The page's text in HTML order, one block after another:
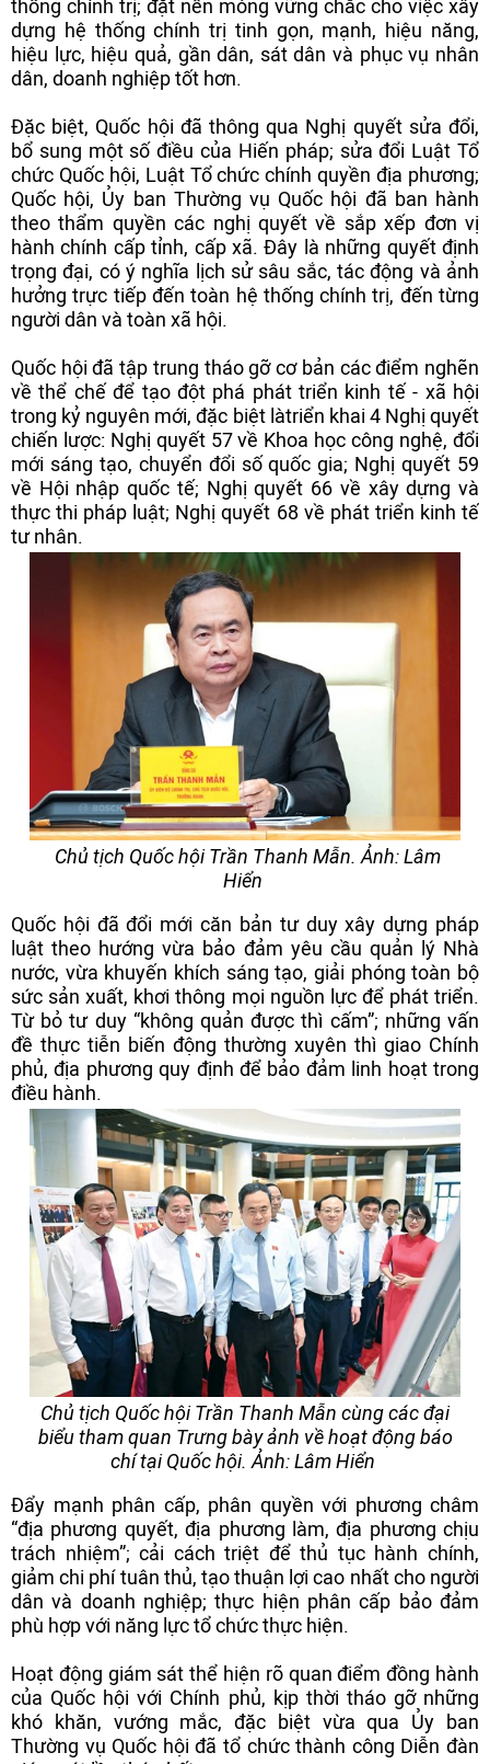
thống chính trị; đặt nền móng vững chắc cho việc xây
dựng hệ thống chính trị tinh gọn, mạnh, hiệu năng,
hiệu lực, hiệu quả, gần dân, sát dân và phục vụ nhân
dân, doanh nghiệp tốt hơn.
Đặc biệt, Quốc hội đã thông qua Nghị quyết sửa đổi,
bổ sung một số điều của Hiến pháp; sửa đổi Luật Tổ
chức Quốc hội, Luật Tổ chức chính quyền địa phương;
Quốc hội, Ủy ban Thường vụ Quốc hội đã ban hành
theo thẩm quyền các nghị quyết về sắp xếp đơn vị
hành chính cấp tỉnh, cấp xã. Đây là những quyết định
trọng đại, có ý nghĩa lịch sử sâu sắc, tác động và ảnh
hưởng trực tiếp đến toàn hệ thống chính trị, đến từng
người dân và toàn xã hội.
Quốc hội đã tập trung tháo gỡ cơ bản các điểm nghẽn
về thể chế để tạo đột phá phát triển kinh tế - xã hội
trong kỷ nguyên mới, đặc biệt làtriển khai 4 Nghị quyết
chiến lược: Nghị quyết 57 về Khoa học công nghệ, đổi
mới sáng tạo, chuyển đổi số quốc gia; Nghị quyết 59
về Hội nhập quốc tế; Nghị quyết 66 về xây dựng và
thực thi pháp luật; Nghị quyết 68 về phát triển kinh tế
tư nhân.
Chủ tịch Quốc hội Trần Thanh Mẫn. Ảnh: Lâm
Hiển
Quốc hội đã đổi mới căn bản tư duy xây dựng pháp
luật theo hướng vừa bảo đảm yêu cầu quản lý Nhà
nước, vừa khuyến khích sáng tạo, giải phóng toàn bộ
sức sản xuất, khơi thông mọi nguồn lực để phát triển.
Từ bỏ tư duy “không quản được thì cấm”; những vấn
đề thực tiễn biến động thường xuyên thì giao Chính
phủ, địa phương quy định để bảo đảm linh hoạt trong
điều hành.
Chủ tịch Quốc hội Trần Thanh Mẫn cùng các đại
biểu tham quan Trưng bày ảnh về hoạt động báo
chí tại Quốc hội. Ảnh: Lâm Hiển
Đẩy mạnh phân cấp, phân quyền với phương châm
“địa phương quyết, địa phương làm, địa phương chịu
trách nhiệm”; cải cách triệt để thủ tục hành chính,
giảm chi phí tuân thủ, tạo thuận lợi cao nhất cho người
dân và doanh nghiệp; thực hiện phân cấp bảo đảm
phù hợp với năng lực tổ chức thực hiện.
Hoạt động giám sát thể hiện rõ quan điểm đồng hành
của Quốc hội với Chính phủ, kịp thời tháo gỡ những
khó khăn, vướng mắc, đặc biệt vừa qua Ủy ban
Thường vụ Quốc hội đã tổ chức thành công Diễn đàn